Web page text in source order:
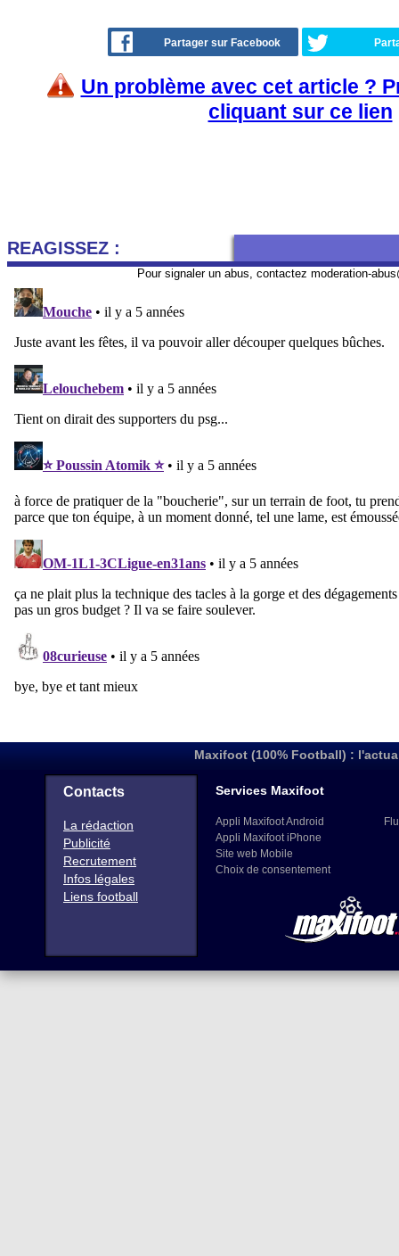
Partager sur Facebook
Un problème avec cet article ?
cliquant sur ce lien
REAGISSEZ :
Pour signaler un abus, contactez moderation-
Maxifoot (100% Football) :
Contacts
La rédaction
Publicité
Recrutement
Infos légales
Liens football
Services Maxifoot
Appli Maxifoot Android
Appli Maxifoot iPhone
Site web Mobile
Choix de consentement